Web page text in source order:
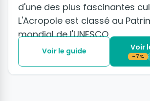
d'une des plus fascinantes
L'Acropole est classé au
mondial de l'UNESCO.
Voir le guide Voir
-7%